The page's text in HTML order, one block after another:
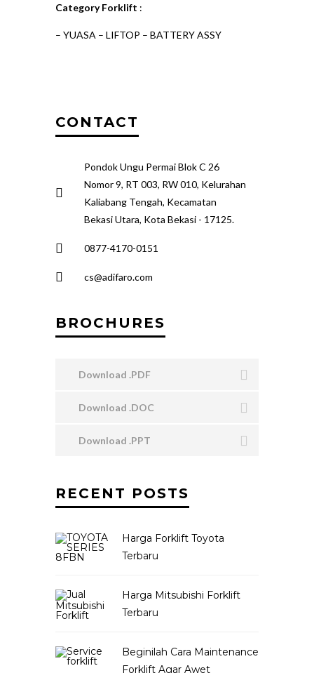
Category Forklift :
– YUASA – LIFTOP – BATTERY ASSY
CONTACT
Pondok Ungu Permai Blok C 26
Nomor 9, RT 003, RW 010, Kelurahan
Kaliabang Tengah, Kecamatan
Bekasi Utara, Kota Bekasi - 17125.
0877-4170-0151
cs@adifaro.com
BROCHURES
Download .PDF
Download .DOC
Download .PPT
RECENT POSTS
Harga Forklift Toyota
Terbaru
Harga Mitsubishi Forklift
Terbaru
Beginilah Cara Maintenance
Forklift Agar Awet